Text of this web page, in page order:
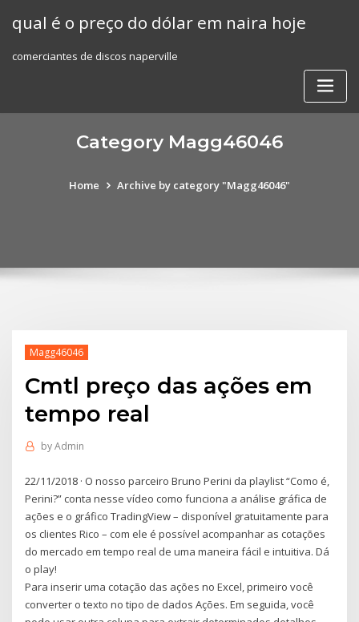
qual é o preço do dólar em naira hoje
comerciantes de discos naperville
Category Magg46046
Home Archive by category "Magg46046"
Magg46046
Cmtl preço das ações em
tempo real
byAdmin
22/11/2018 · O nosso parceiro Bruno Perini da playlist “Como é,
Perini?” conta nesse vídeo como funciona a análise gráfica de
ações e o gráfico TradingView – disponível gratuitamente para
os clientes Rico – com ele é possível acompanhar as cotações
do mercado em tempo real de uma maneira fácil e intuitiva. Dá
o play!
Para inserir uma cotação das ações no Excel, primeiro você
converter o texto no tipo de dados Ações. Em seguida, você